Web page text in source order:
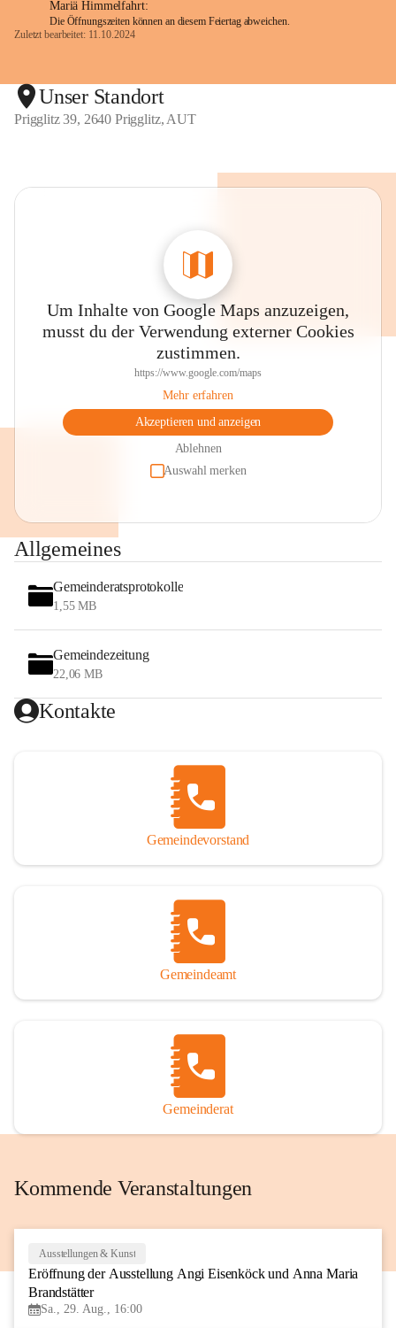
Mariä Himmelfahrt:
Die Öffnungszeiten können an diesem Feiertag abweichen.
Zuletzt bearbeitet: 11.10.2024
Unser Standort
Prigglitz 39, 2640 Prigglitz, AUT
Um Inhalte von Google Maps anzuzeigen,
musst du der Verwendung externer Cookies
zustimmen.
https://www.google.com/maps
Mehr erfahren
Akzeptieren und anzeigen
Ablehnen
Auswahl merken
Allgemeines
Gemeinderatsprotokolle
1,55 MB
Gemeindezeitung
22,06 MB
Kontakte
Gemeindevorstand
Gemeindeamt
Gemeinderat
Kommende Veranstaltungen
AUG
Ausstellungen & Kunst
Eröffnung der Ausstellung Angi Eisenköck und Anna Maria
Brandstätter
Sa., 29. Aug., 16:00